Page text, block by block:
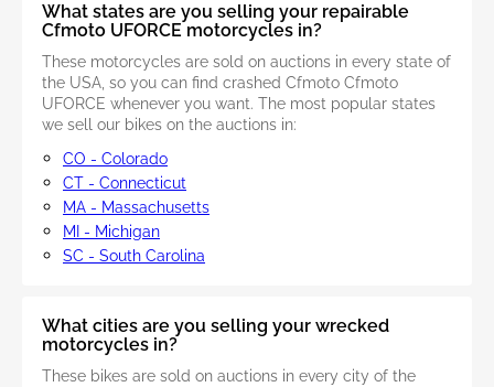
What states are you selling your repairable
Cfmoto UFORCE motorcycles in?
These motorcycles are sold on auctions in every state of
the USA, so you can find crashed Cfmoto Cfmoto
UFORCE whenever you want. The most popular states
we sell our bikes on the auctions in:
CO - Colorado
CT - Connecticut
MA - Massachusetts
MI - Michigan
SC - South Carolina
What cities are you selling your wrecked
motorcycles in?
These bikes are sold on auctions in every city of the